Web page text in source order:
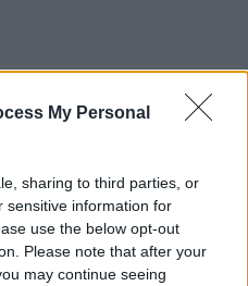
My Personal
sharing to third parties, or
sensitive information for
use the below opt-out
Please note that after your
may continue seeing
,έβαλε
στο σπίτι του.